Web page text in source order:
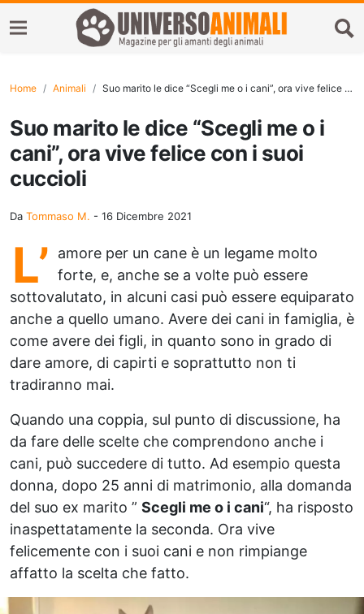
Home Animali Suo marito le dice “Scegli me o i cani”, ora vive felice con i suoi cuccioli
Suo marito le dice “Scegli me o i
cani”, ora vive felice con i suoi
cuccioli
Da Tommaso M. - 16 Dicembre 2021
L’
amore per un cane è un legame molto
forte, e, anche se a volte può essere
sottovalutato, in alcuni casi può essere equiparato
anche a quello umano. Avere dei cani in famiglia, è
come avere dei figli, in quanto sono in grado di
dare amore, di capirti e soprattutto non ti
tradiranno mai.
Quando una coppia, sul punto di discussione, ha
da fare delle scelte che comprendono anche i
cani, può succedere di tutto. Ad esempio questa
donna, dopo 25 anni di matrimonio, alla domanda
del suo ex marito ” Scegli me o i cani“, ha risposto
inaspettatamente la seconda. Ora vive
felicemente con i suoi cani e non rimpiange
affatto la scelta che fatto.